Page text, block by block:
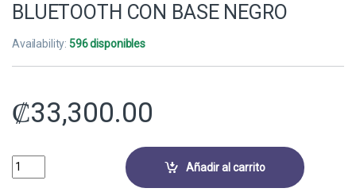
BLUETOOTH CON BASE NEGRO
Availability:596 disponibles
₡33,300.00
LECTOR DE CODIGO DE BARRAS NOVA FFM2880B001C 2D
Añadir al carrito